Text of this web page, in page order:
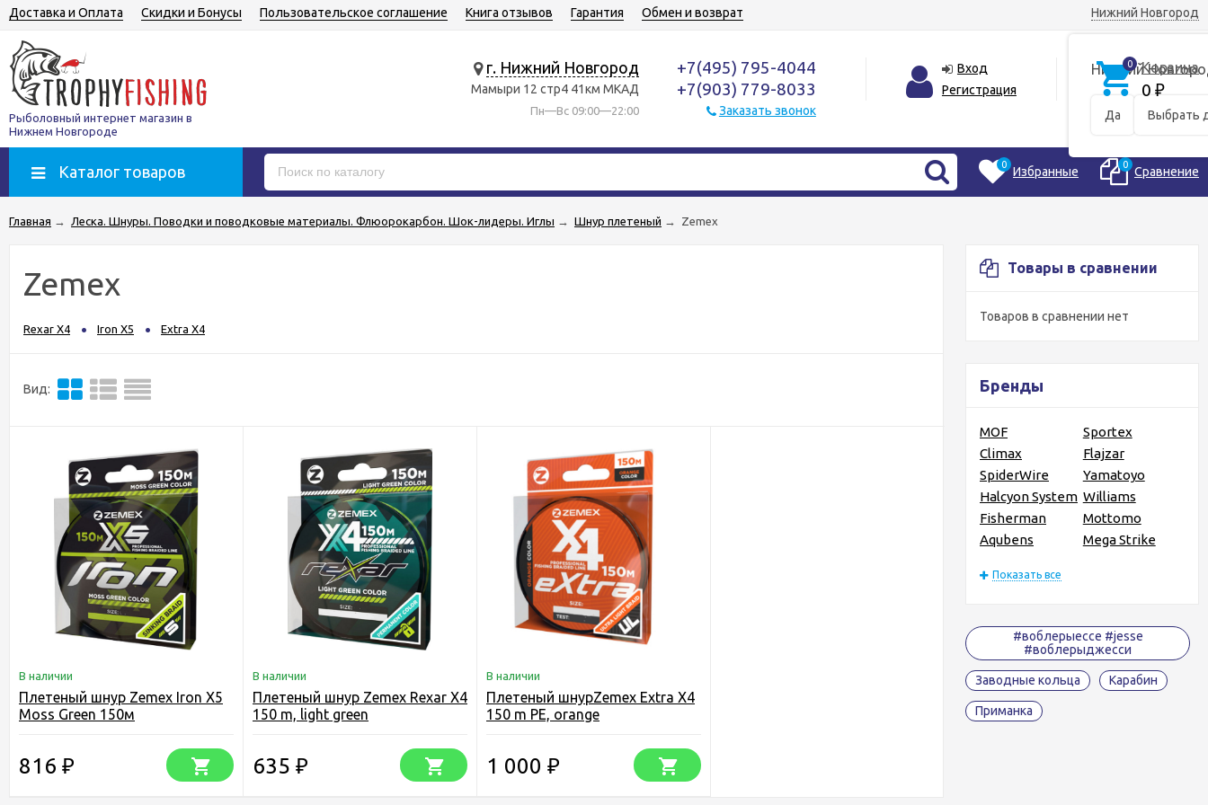
Нижний Новгород
Нижний
Да Выбрать
Доставка и Оплата Скидки и Бонусы Пользовательское соглашение Книга отзывов Гарантия Обмен и возврат
Рыболовный интернет магазин в
Нижнем Новгороде
г. Нижний Новгород
Мамыри 12 стр4 41км МКАД
Пн—Вс 09:00—22:00
+7(495) 795-4044
+7(903) 779-8033
Заказать звонок
Вход
Регистрация
0 Корзина
0 ₽
Каталог товаров 0 Избранные 0 Сравнение
Главная → Леска. Шнуры. Поводки и поводковые материалы. Флюорокарбон. Шок-лидеры. Иглы → Шнур плетеный → Zemex
Товары в сравнении
Товаров в сравнении нет
Бренды
MOF
Sportex
Climax
Flajzar
SpiderWire
Yamatoyo
Halcyon System Williams
Fisherman
Mottomo
Aqubens
Mega Strike
Показать все
#воблерыессе #jesse
#воблерыджесси
Заводные кольца Карабин
Приманка
Zemex
Rexar X4 Iron X5 Extra X4
Вид:
В наличии
Плетеный шнур Zemex Iron X5
Moss Green 150м
816 ₽
В наличии
Плетеный шнур Zemex Rexar X4
150 m, light green
635 ₽
В наличии
Плетеный шнурZemex Extra X4
150 m PE, orange
1 000 ₽